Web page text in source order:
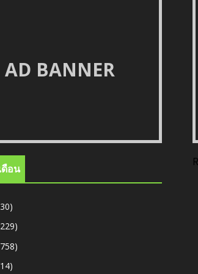
AD BANNER
ดือน